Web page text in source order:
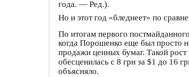
года. — Ред.).
Но и этот год «бледнеет» по
По итогам первого
когда Порошенко еще был просто
продажи ценных бумаг. Такой рост
обесценилась с 8 грн за $1 до 16
объясняло.